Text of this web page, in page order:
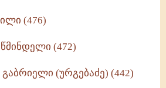
(476)
(472)
(ურგებაძე) (442)